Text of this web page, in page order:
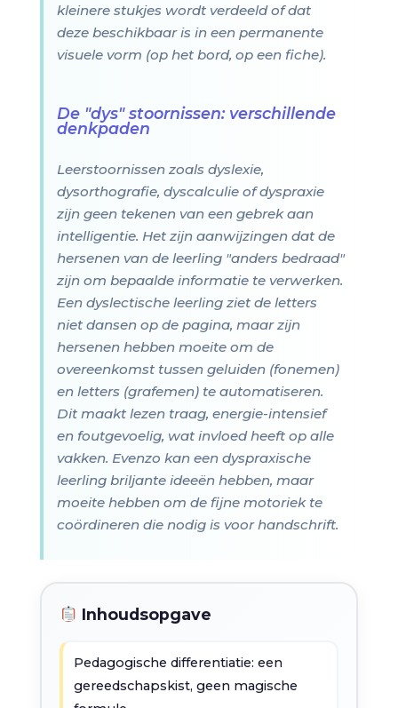
kleinere stukjes wordt verdeeld of dat
deze beschikbaar is in een permanente
visuele vorm (op het bord, op een fiche).
De "dys" stoornissen: verschillende
denkpaden
Leerstoornissen zoals dyslexie,
dysorthografie, dyscalculie of dyspraxie
zijn geen tekenen van een gebrek aan
intelligentie. Het zijn aanwijzingen dat de
hersenen van de leerling "anders bedraad"
zijn om bepaalde informatie te verwerken.
Een dyslectische leerling ziet de letters
niet dansen op de pagina, maar zijn
hersenen hebben moeite om de
overeenkomst tussen geluiden (fonemen)
en letters (grafemen) te automatiseren.
Dit maakt lezen traag, energie-intensief
en foutgevoelig, wat invloed heeft op alle
vakken. Evenzo kan een dyspraxische
leerling briljante ideeën hebben, maar
moeite hebben om de fijne motoriek te
coördineren die nodig is voor handschrift.
Inhoudsopgave
Pedagogische differentiatie: een
gereedschapskist, geen magische